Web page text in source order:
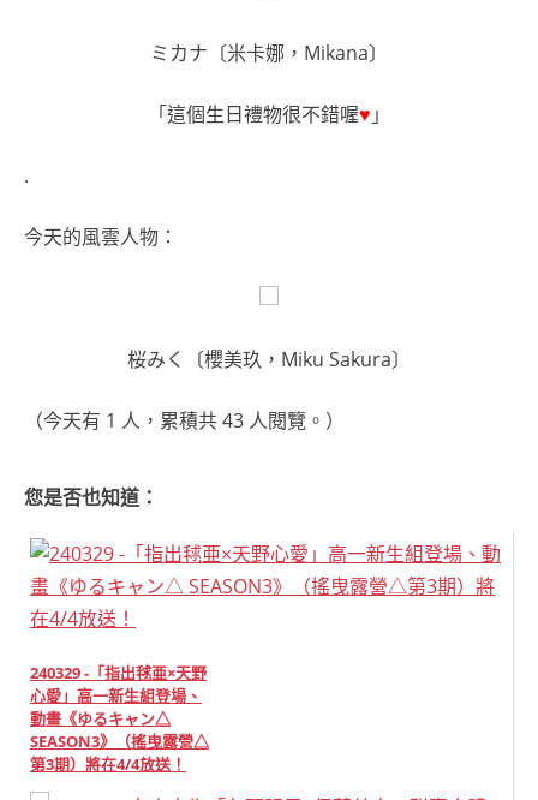
ミカナ〔米卡娜，Mikana〕
「這個生日禮物很不錯喔♥ 」
.
今天的風雲人物：
桜みく〔櫻美玖，Miku Sakura〕
（今天有 1 人，累積共 43 人閱覽。）
您是否也知道：
240329 -「指出毬亜×天野
心愛」高一新生組登場、
動畫《ゆるキャン△
SEASON3》（搖曳露營△
第3期）將在4/4放送！